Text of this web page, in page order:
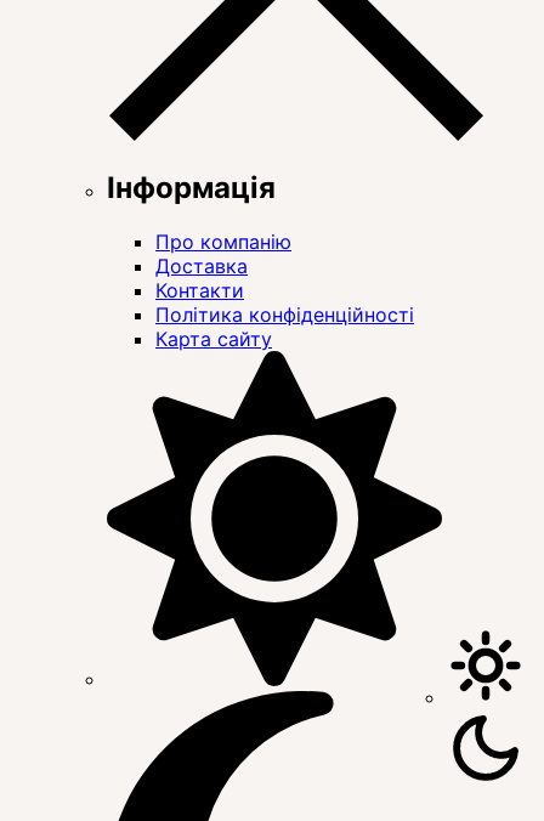
Інформація
Про компанію
Доставка
Контакти
Політика конфіденційності
Карта сайту